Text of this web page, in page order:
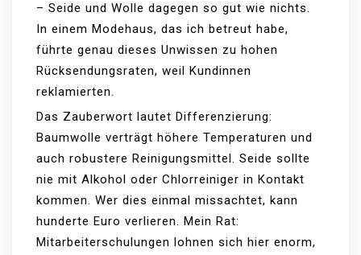
– Seide und Wolle dagegen so gut wie nichts.
In einem Modehaus, das ich betreut habe,
führte genau dieses Unwissen zu hohen
Rücksendungsraten, weil Kundinnen
reklamierten.
Das Zauberwort lautet Differenzierung:
Baumwolle verträgt höhere Temperaturen und
auch robustere Reinigungsmittel. Seide sollte
nie mit Alkohol oder Chlorreiniger in Kontakt
kommen. Wer dies einmal missachtet, kann
hunderte Euro verlieren. Mein Rat:
Mitarbeiterschulungen lohnen sich hier enorm,